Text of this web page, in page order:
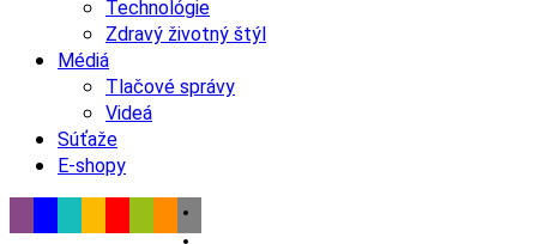
Technológie
Zdravý životný štýl
Médiá
Tlačové správy
Videá
Súťaže
E-shopy